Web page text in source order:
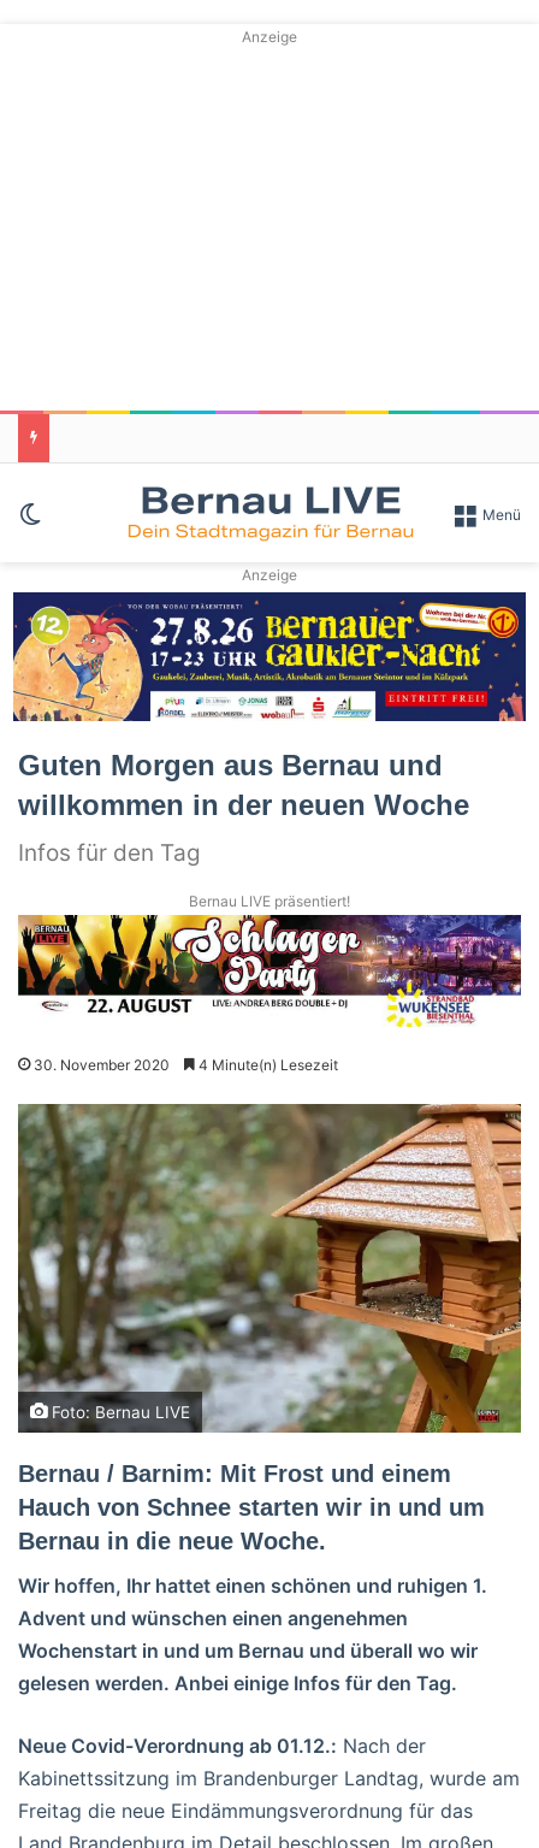
Anzeige
Skin umschalten Menü
Anzeige
Guten Morgen aus Bernau und
willkommen in der neuen Woche
Infos für den Tag
Bernau LIVE präsentiert!
30. November 2020 4 Minute(n) Lesezeit
Foto: Bernau LIVE
Bernau / Barnim: Mit Frost und einem
Hauch von Schnee starten wir in und um
Bernau in die neue Woche.
Wir hoffen, Ihr hattet einen schönen und ruhigen 1.
Advent und wünschen einen angenehmen
Wochenstart in und um Bernau und überall wo wir
gelesen werden. Anbei einige Infos für den Tag.
Neue Covid-Verordnung ab 01.12.: Nach der
Kabinettssitzung im Brandenburger Landtag, wurde am
Freitag die neue Eindämmungsverordnung für das
Land Brandenburg im Detail beschlossen. Im großen